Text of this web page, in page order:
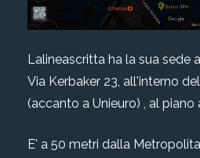
Lalineascritta ha la sua sede
Via Kerbaker 23, all'interno
(accanto a Unieuro) , al
E' a 50 metri dalla